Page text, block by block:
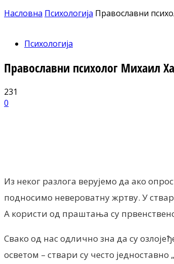
Насловна Психологија Православни
Психологија
Православни психолог Михаил
231
0
Из неког разлога верујемо да ако
подносимо невероватну жртву. У
А користи од праштања су
Свако од нас одлично зна да су
осветом – ствари су често